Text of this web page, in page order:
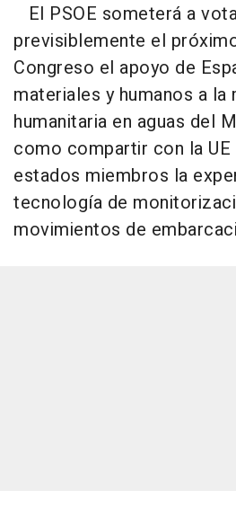
El PSOE someterá a
previsiblemente el
Congreso el apoyo de
materiales y humanos a la
humanitaria en aguas del
como compartir con la UE
estados miembros la
tecnología de
movimientos de